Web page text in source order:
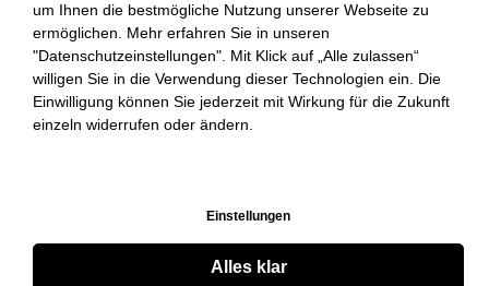
um Ihnen die bestmögliche Nutzung unserer Webseite zu
ermöglichen. Mehr erfahren Sie in unseren
"Datenschutzeinstellungen". Mit Klick auf „Alle zulassen“
willigen Sie in die Verwendung dieser Technologien ein. Die
Einwilligung können Sie jederzeit mit Wirkung für die Zukunft
einzeln widerrufen oder ändern.
Einstellungen
Alles klar